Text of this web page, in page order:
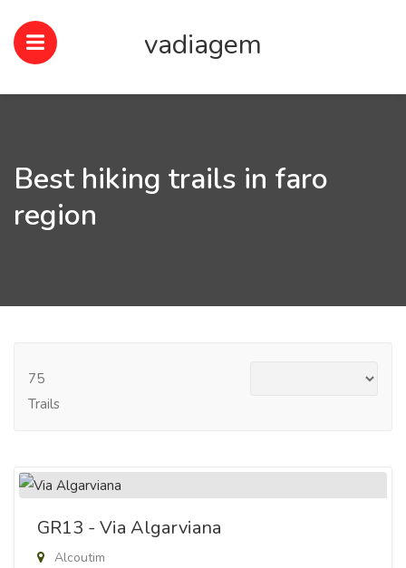
vadiagem
Best hiking trails in faro
region
75
Trails
GR13 - Via Algarviana
Alcoutim